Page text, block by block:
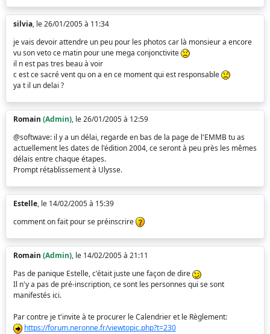
silvia, le 26/01/2005 à 11:34
je vais devoir attendre un peu pour les photos car là monsieur a encore
vu son veto ce matin pour une mega conjonctivite
il n est pas tres beau à voir
c est ce sacré vent qu on a en ce moment qui est responsable
ya t il un delai ?
Romain (Admin), le 26/01/2005 à 12:59
@softwave: il y a un délai, regarde en bas de la page de l'EMMB tu as
actuellement les dates de l'édition 2004, ce seront à peu près les mêmes
délais entre chaque étapes.
Prompt rétablissement à Ulysse.
Estelle, le 14/02/2005 à 15:39
comment on fait pour se préinscrire
Romain (Admin), le 14/02/2005 à 21:11
Pas de panique Estelle, c'était juste une façon de dire
Il n'y a pas de pré-inscription, ce sont les personnes qui se sont
manifestés ici.
Par contre je t'invite à te procurer le Calendrier et le Règlement:
https://forum.neronne.fr/viewtopic.php?t=230